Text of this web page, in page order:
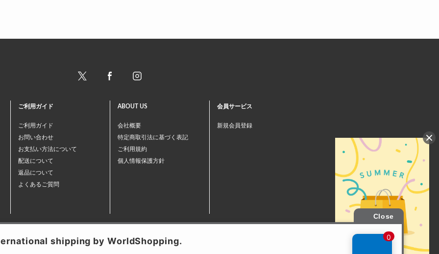
ご利用ガイド
ご利用ガイド
お問い合わせ
お支払い方法について
配送について
返品について
よくあるご質問
ABOUT US
会社概要
特定商取引法に基づく表記
ご利用規約
個人情報保護方針
会員サービス
新規会員登録
事業再構築